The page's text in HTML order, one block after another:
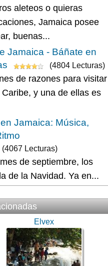
aleteos o quieras
Jamaica posee
buenas...
Jamaica - Báñate en
(4804 Lecturas)
de razones para visitar
Caribe, y una de ellas es
Jamaica: Música,
(4067 Lecturas)
de septiembre, los
de la Navidad. Ya en...
Elvex